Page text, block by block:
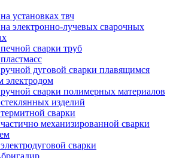
установках твч
электронно-лучевых сварочных
сварки труб
дуговой сварки плавящимся
электродом
сварки полимерных материалов
изделий
сварки
механизированной сварки
сварки